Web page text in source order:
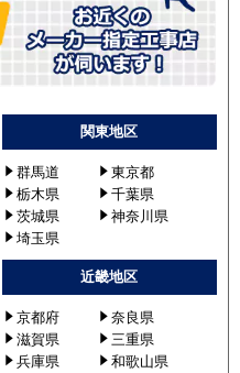
sil
ca
sil
関東地区
群馬道
東京都
栃木県
千葉県
茨城県
神奈川県
埼玉県
近畿地区
京都府
奈良県
滋賀県
三重県
兵庫県
和歌山県